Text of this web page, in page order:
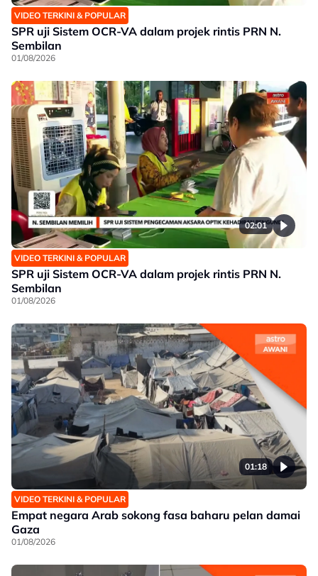
VIDEO TERKINI & POPULAR
SPR uji Sistem OCR-VA dalam projek rintis PRN N.
Sembilan
01/08/2026
02:01
VIDEO TERKINI & POPULAR
SPR uji Sistem OCR-VA dalam projek rintis PRN N.
Sembilan
01/08/2026
01:18
VIDEO TERKINI & POPULAR
Empat negara Arab sokong fasa baharu pelan damai
Gaza
01/08/2026